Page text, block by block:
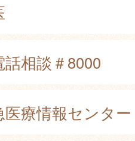
相談＃8000
療情報センター